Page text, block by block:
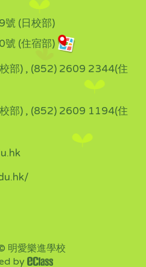
號 (日校部)
號 (住宿部)
部) , (852) 2609 2344(住
部) , (852) 2609 1194(住
明愛樂進學校
by